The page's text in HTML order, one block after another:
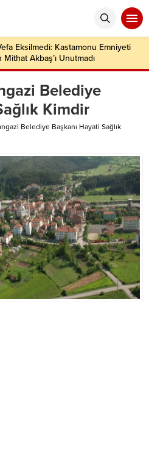
Eksilmedi: Kastamonu Emniyeti
Akbaş’ı Unutmadı
Belediye
Kimdir
Belediye Başkanı Hayati Sağlık